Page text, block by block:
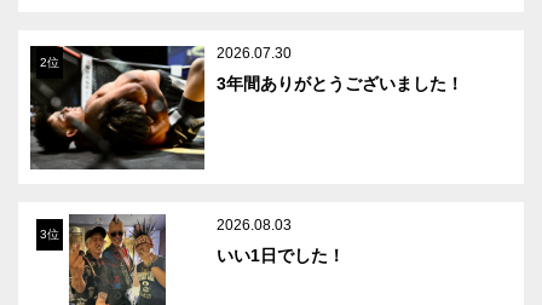
2位
2026.07.30
3年間ありがとうございました！
3位
2026.08.03
いい1日でした！